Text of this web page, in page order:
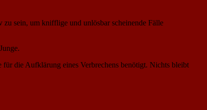
sein, um knifflige und unlösbar scheinende Fälle
die Aufklärung eines Verbrechens benötigt. Nichts bleibt